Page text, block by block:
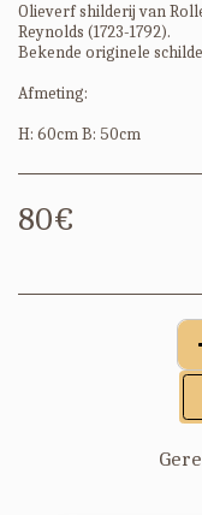
Olieverf shilderij van
Reynolds (1723-1792).
Bekende originele
Afmeting:
H: 60cm B: 50cm
80€